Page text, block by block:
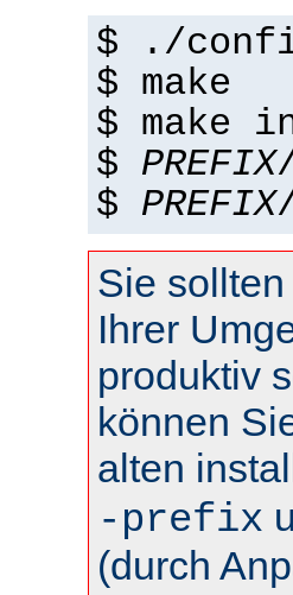
$ ./
$ make
$ make
$ PREFIX
$ PREFIX
Sie
Ihrer
produktiv
können
alten
-prefix
(durch